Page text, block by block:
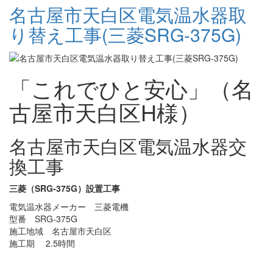
名古屋市天白区電気温水器取
り替え工事(三菱SRG-375G)
「これでひと安心」（名
古屋市天白区H様）
名古屋市天白区電気温水器交
換工事
三菱（SRG-375G）設置工事
電気温水器メーカー 三菱電機
型番 SRG-375G
施工地域 名古屋市天白区
施工期 2.5時間